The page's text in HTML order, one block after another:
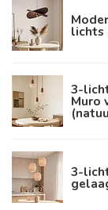
lichts
3-
Muro
3-